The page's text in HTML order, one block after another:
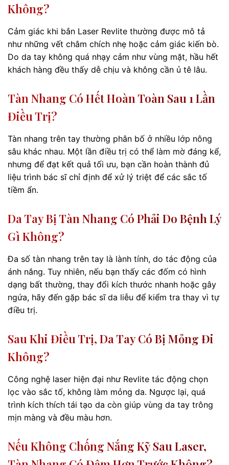
Không?
Cảm giác khi bắn Laser Revlite thường được mô tả
như những vết châm chích nhẹ hoặc cảm giác kiến bò.
Do da tay không quá nhạy cảm như vùng mặt, hầu hết
khách hàng đều thấy dễ chịu và không cần ủ tê lâu.
Tàn Nhang Có Hết Hoàn Toàn Sau 1 Lần
Điều Trị?
Tàn nhang trên tay thường phân bố ở nhiều lớp nông
sâu khác nhau. Một lần điều trị có thể làm mờ đáng kể,
nhưng để đạt kết quả tối ưu, bạn cần hoàn thành đủ
liệu trình bác sĩ chỉ định để xử lý triệt để các sắc tố
tiềm ẩn.
Da Tay Bị Tàn Nhang Có Phải Do Bệnh Lý
Gì Không?
Đa số tàn nhang trên tay là lành tính, do tác động của
ánh nắng. Tuy nhiên, nếu bạn thấy các đốm có hình
dạng bất thường, thay đổi kích thước nhanh hoặc gây
ngứa, hãy đến gặp bác sĩ da liễu để kiểm tra thay vì tự
điều trị.
Sau Khi Điều Trị, Da Tay Có Bị Mỏng Đi
Không?
Công nghệ laser hiện đại như Revlite tác động chọn
lọc vào sắc tố, không làm mỏng da. Ngược lại, quá
trình kích thích tái tạo da còn giúp vùng da tay trông
mịn màng và đều màu hơn.
Nếu Không Chống Nắng Kỹ Sau Laser,